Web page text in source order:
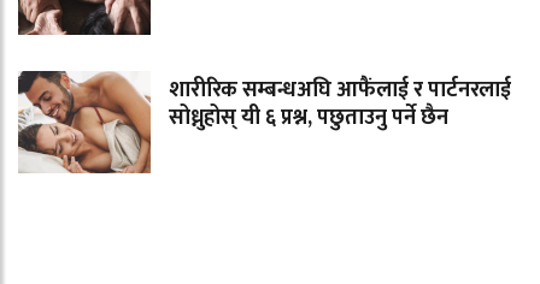
शारीरिक सम्बन्धअघि आफैंलाई र पार्टनरलाई
सोध्नुहोस् यी ६ प्रश्न, पछुताउनु पर्ने छैन